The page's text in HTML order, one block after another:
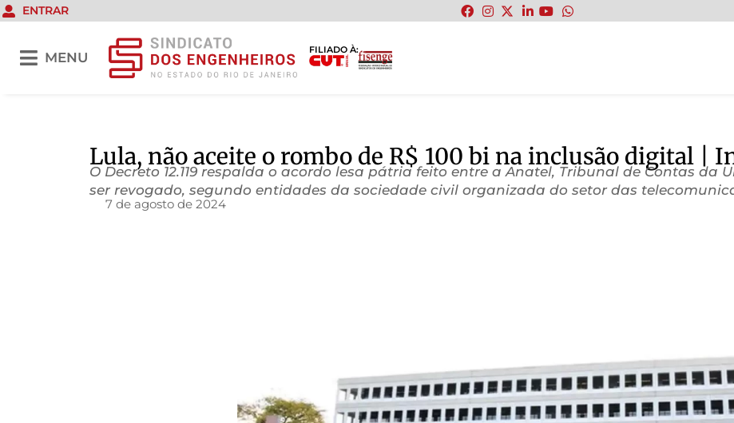
ENTRAR
MENU
FILIADO À:
Lula, não aceite o rombo de R$ 100 bi na inclusão digital |
O Decreto 12.119 respalda o acordo lesa pátria feito entre a Anatel, Tribunal de Contas da
ser revogado, segundo entidades da sociedade civil organizada do setor das
7 de agosto de 2024